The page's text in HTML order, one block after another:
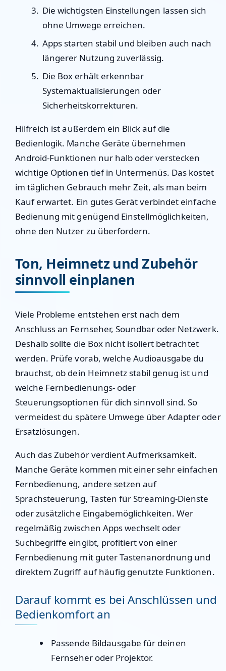
Die wichtigsten Einstellungen lassen sich
ohne Umwege erreichen.
Apps starten stabil und bleiben auch nach
längerer Nutzung zuverlässig.
Die Box erhält erkennbar
Systemaktualisierungen oder
Sicherheitskorrekturen.
Hilfreich ist außerdem ein Blick auf die
Bedienlogik. Manche Geräte übernehmen
Android-Funktionen nur halb oder verstecken
wichtige Optionen tief in Untermenüs. Das kostet
im täglichen Gebrauch mehr Zeit, als man beim
Kauf erwartet. Ein gutes Gerät verbindet einfache
Bedienung mit genügend Einstellmöglichkeiten,
ohne den Nutzer zu überfordern.
Ton, Heimnetz und Zubehör
sinnvoll einplanen
Viele Probleme entstehen erst nach dem
Anschluss an Fernseher, Soundbar oder Netzwerk.
Deshalb sollte die Box nicht isoliert betrachtet
werden. Prüfe vorab, welche Audioausgabe du
brauchst, ob dein Heimnetz stabil genug ist und
welche Fernbedienungs- oder
Steuerungsoptionen für dich sinnvoll sind. So
vermeidest du spätere Umwege über Adapter oder
Ersatzlösungen.
Auch das Zubehör verdient Aufmerksamkeit.
Manche Geräte kommen mit einer sehr einfachen
Fernbedienung, andere setzen auf
Sprachsteuerung, Tasten für Streaming-Dienste
oder zusätzliche Eingabemöglichkeiten. Wer
regelmäßig zwischen Apps wechselt oder
Suchbegriffe eingibt, profitiert von einer
Fernbedienung mit guter Tastenanordnung und
direktem Zugriff auf häufig genutzte Funktionen.
Darauf kommt es bei Anschlüssen und
Bedienkomfort an
Passende Bildausgabe für deinen
Fernseher oder Projektor.